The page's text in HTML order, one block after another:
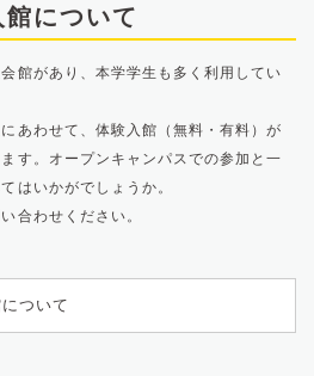
について
館があり、本学学生も多く利用してい
あわせて、体験入館（無料・有料）が
す。オープンキャンパスでの参加と一
はいかがでしょうか。
合わせください。
ついて